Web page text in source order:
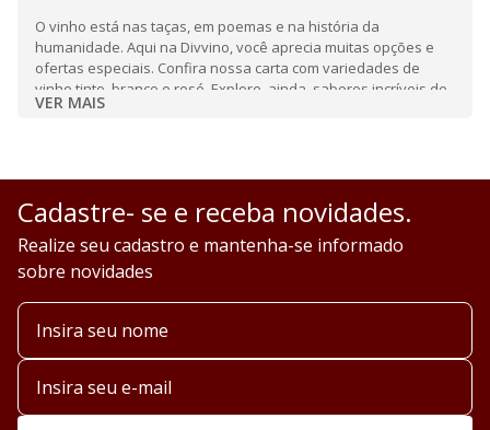
O vinho está nas taças, em poemas e na história da
humanidade. Aqui na Divvino, você aprecia muitas opções e
ofertas especiais. Confira nossa carta com variedades de
vinho tinto, branco e rosé. Explore, ainda, sabores incríveis de
espumantes e frisantes.
VER MAIS
Cadastre- se e receba novidades.
Realize seu cadastro e mantenha-se informado
sobre novidades